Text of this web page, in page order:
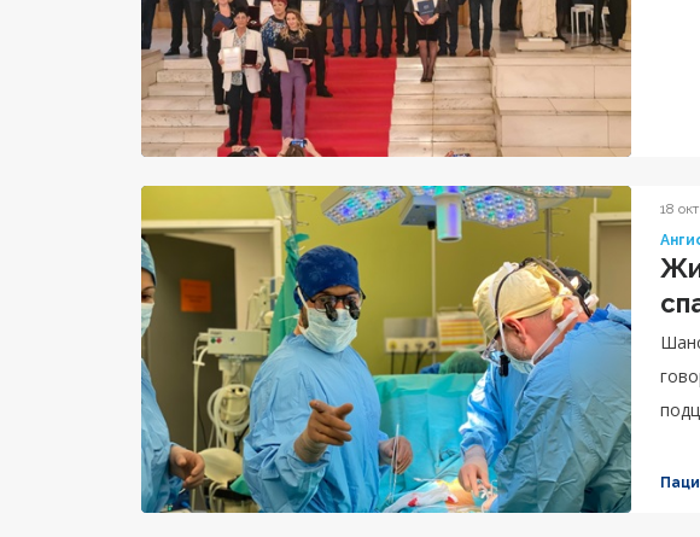
18
на